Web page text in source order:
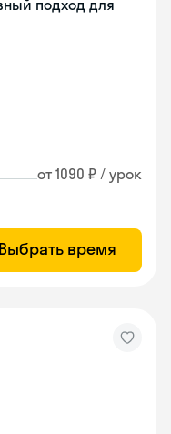
подход для
от 1090 ₽ / урок
Выбрать время